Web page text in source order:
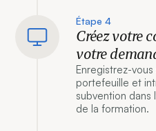
Étape 4
Créez votre
votre
Enregistrez-
portefeuille et
subvention dans
de la formation.